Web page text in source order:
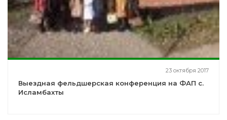
23 октября 2017
Выездная фельдшерская конференция на ФАП с.
Исламбахты